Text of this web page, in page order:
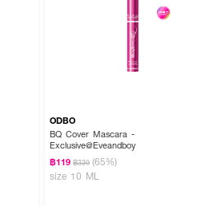
ODBO
BQ Cover Mascara -
Exclusive@Eveandboy
฿119 ฿339 (65%)
size 10 ML